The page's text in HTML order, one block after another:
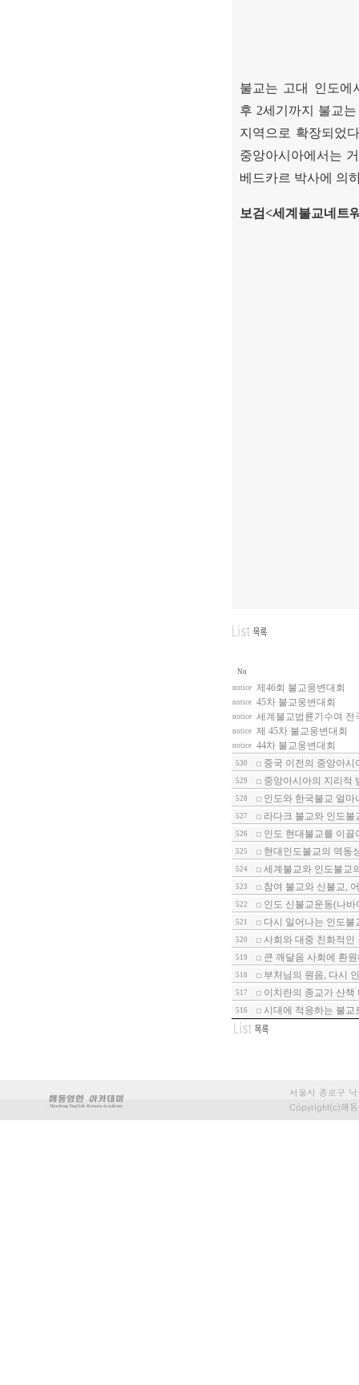
불교는 고대 인도에
후 2세기까지 불교
지역으로 확장되었다
중앙아시아에서는
베드카르 박사에 의
보검<세계불교네트
No
notice
제46회 불교웅변대회
notice 45차 불교웅변대회
notice 세계불교법륜기수여 전
notice 제 45차 불교웅변대회
notice 44차 불교웅변대회
530 중국 이전의 중앙아시
529 중앙아시아의 지리적
528 인도와 한국불교 얼마
527 라다크 불교와 인도불
526 인도 현대불교를 이끌
525 현대인도불교의 역동
524 세계불교와 인도불교
523 참여 불교와 신불교,
522 인도 신불교운동(나바
521 다시 일어나는 인도불
520 사회와 대중 친화적인
519 큰 깨달음 사회에 환
518 부처님의 원음, 다시
517 이치란의 종교가 산책
516 시대에 적응하는 불교